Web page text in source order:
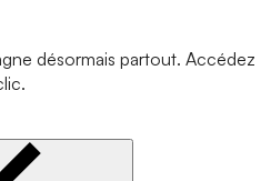
désormais partout. Accédez